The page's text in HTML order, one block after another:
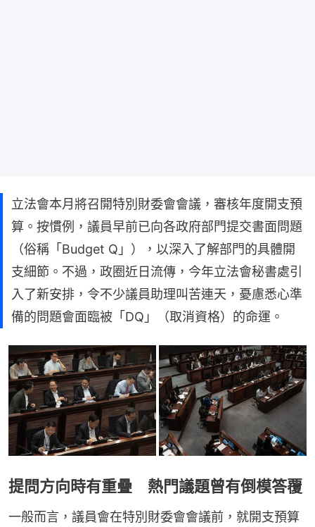
立法會本月將召開特別財委會會議，審核年度開支預
算。按慣例，議員早前已向各政府部門提交書面問題
（俗稱「Budget Q」），以深入了解部門的具體開
支細節。不過，政圈近日流傳，今年立法會秘書處引
入了新安排，令不少議員助理叫苦連天，憂慮悉心準
備的問題會面臨被「DQ」（取消資格）的命運。
提問方向時有重疊 熱門議題曾有倒模答覆
一般而言，議員會在特別財委會會議前，就開支預算